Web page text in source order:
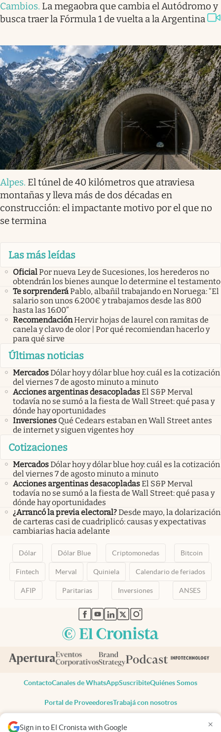
Sign in to El Cronista with Google ×
Cambios. La megaobra que cambia el Autódromo y
busca traer la Fórmula 1 de vuelta a la Argentina
Alpes. El túnel de 40 kilómetros que atraviesa
montañas y lleva más de dos décadas en
construcción: el impactante motivo por el que no
se termina
Las más leídas
OficialPor nueva Ley de Sucesiones, los herederos no
obtendrán los bienes aunque lo determine el testamento
Te sorprenderáPablo, albañil trabajando en Noruega: “El
salario son unos 6.200€ y trabajamos desde las 8:00
hasta las 16:00”
RecomendaciónHervir hojas de laurel con ramitas de
canela y clavo de olor | Por qué recomiendan hacerlo y
para qué sirve
Últimas noticias
MercadosDólar hoy y dólar blue hoy: cuál es la cotización
del viernes 7 de agosto minuto a minuto
Acciones argentinas desacopladasEl S&P Merval
todavía no se sumó a la fiesta de Wall Street: qué pasa y
dónde hay oportunidades
Inversiones Qué Cedears estaban en Wall Street antes
de internet y siguen vigentes hoy
Cotizaciones
MercadosDólar hoy y dólar blue hoy: cuál es la cotización
del viernes 7 de agosto minuto a minuto
Acciones argentinas desacopladasEl S&P Merval
todavía no se sumó a la fiesta de Wall Street: qué pasa y
dónde hay oportunidades
¿Arrancó la previa electoral?Desde mayo, la dolarización
de carteras casi de cuadriplicó: causas y expectativas
cambiarias hacia adelante
Dólar Dólar Blue Criptomonedas Bitcoin
Fintech Merval Quiniela Calendario de feriados
AFIP Paritarias Inversiones ANSES
abre en nueva pestaña
abre en nueva pestaña
abre en nueva pestaña
abre en nueva pestaña
abre en nueva pestaña
ContactoCanales de WhatsAppSuscribiteQuiénes Somos
Portal de ProveedoresTrabajá con nosotros